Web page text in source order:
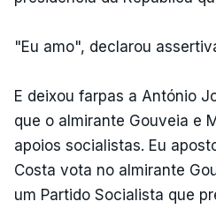
"Eu amo", declarou
E deixou farpas a António
que o almirante Gouveia e
apoios socialistas. Eu
Costa vota no almirante
um Partido Socialista que